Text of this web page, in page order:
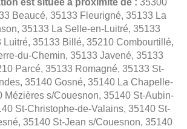
Beaucé, 35133 Fleurigné, 35133 La
35133 La Selle-en-Luitré, 35133
Luitré, 35133 Billé, 35210 Combourtillé,
du-Chemin, 35133 Javené, 35133
Parcé, 35133 Romagné, 35133 St-
35140 Gosné, 35140 La Chapelle-
Mézières s/Couesnon, 35140 St-Aubin-
St-Christophe-de-Valains, 35140 St-
35140 St-Jean s/Couesnon, 35140